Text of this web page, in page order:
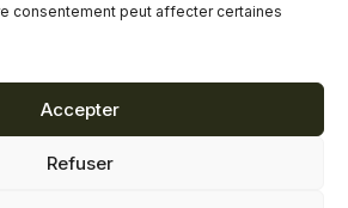
consentement peut affecter certaines
Accepter
Refuser
9h00 à 18h00
11h00 à 16h30